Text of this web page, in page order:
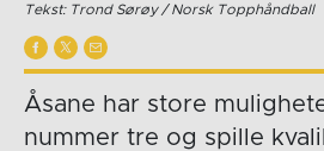
Tekst: Trond Sørøy / Norsk Topphåndball
Åsane har store
nummer tre og spille